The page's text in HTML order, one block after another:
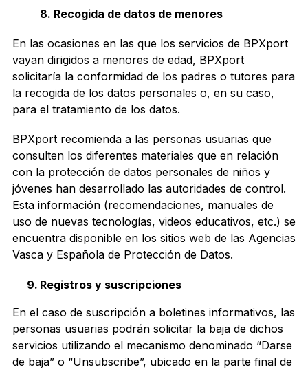
8. Recogida de datos de menores
En las ocasiones en las que los servicios de BPXport
vayan dirigidos a menores de edad, BPXport
solicitaría la conformidad de los padres o tutores para
la recogida de los datos personales o, en su caso,
para el tratamiento de los datos.
BPXport recomienda a las personas usuarias que
consulten los diferentes materiales que en relación
con la protección de datos personales de niños y
jóvenes han desarrollado las autoridades de control.
Esta información (recomendaciones, manuales de
uso de nuevas tecnologías, videos educativos, etc.) se
encuentra disponible en los sitios web de las Agencias
Vasca y Española de Protección de Datos.
Registros y suscripciones
En el caso de suscripción a boletines informativos, las
personas usuarias podrán solicitar la baja de dichos
servicios utilizando el mecanismo denominado “Darse
de baja” o “Unsubscribe”, ubicado en la parte final de